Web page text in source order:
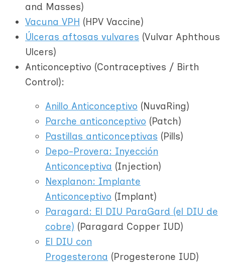
and Masses)
Vacuna VPH (HPV Vaccine)
Úlceras aftosas vulvares (Vulvar Aphthous
Ulcers)
Anticonceptivo (Contraceptives / Birth
Control):
Anillo Anticonceptivo (NuvaRing)
Parche anticonceptivo (Patch)
Pastillas anticonceptivas (Pills)
Depo-Provera: Inyección
Anticonceptiva (Injection)
Nexplanon: Implante
Anticonceptivo (Implant)
Paragard: El DIU ParaGard (el DIU de
cobre) (Paragard Copper IUD)
El DIU con
Progesterona (Progesterone IUD)